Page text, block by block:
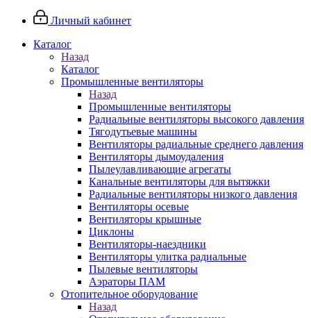
Личный кабинет
Каталог
Назад
Каталог
Промышленные вентиляторы
Назад
Промышленные вентиляторы
Радиальные вентиляторы высокого давления
Тягодутьевые машины
Вентиляторы радиальные среднего давления
Вентиляторы дымоудаления
Пылеулавливающие агрегаты
Канальные вентиляторы для вытяжки
Радиальные вентиляторы низкого давления
Вентиляторы осевые
Вентиляторы крышные
Циклоны
Вентиляторы-наездники
Вентиляторы улитка радиальные
Пылевые вентиляторы
Аэраторы ПАМ
Отопительное оборудование
Назад